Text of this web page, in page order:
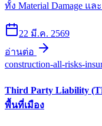
ทั้ง Material Damage แล
22 มี.ค. 2569
อ่านต่อ
construction-all-risks-
Third Party Liability
พื้นที่เมือง